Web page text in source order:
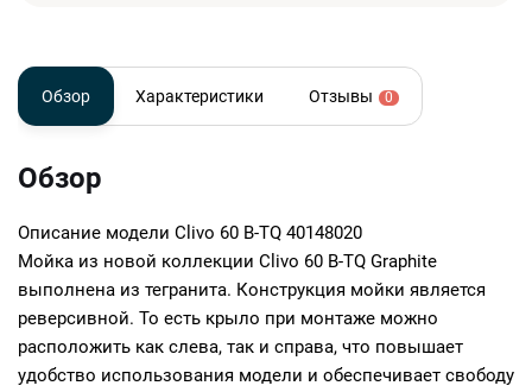
Обзор Характеристики Отзывы 0
Обзор
Описание модели Clivo 60 B-TQ 40148020
Мойка из новой коллекции Clivo 60 B-TQ Graphite
выполнена из тегранита. Конструкция мойки является
реверсивной. То есть крыло при монтаже можно
расположить как слева, так и справа, что повышает
удобство использования модели и обеспечивает свободу